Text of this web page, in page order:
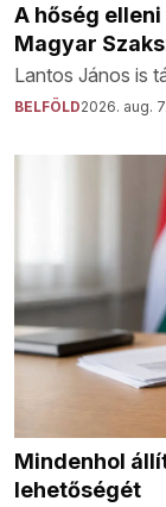
A hőség
Magyar
Lantos János is
BELFÖLD2026. aug.
Mindenhol
lehetőségét